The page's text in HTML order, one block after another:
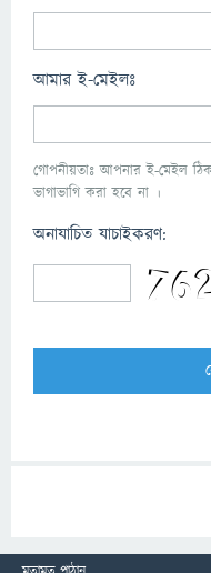
আমার ই-মেইলঃ
গোপনীয়তাঃ আপনার ই-মেইল
ভাগাভাগি করা হবে না ।
অনাযাচিত যাচাইকরণ: